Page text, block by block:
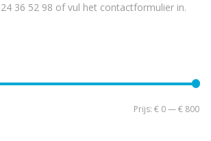
36 52 98 of vul het contactformulier in.
Prijs: € 0—€ 800